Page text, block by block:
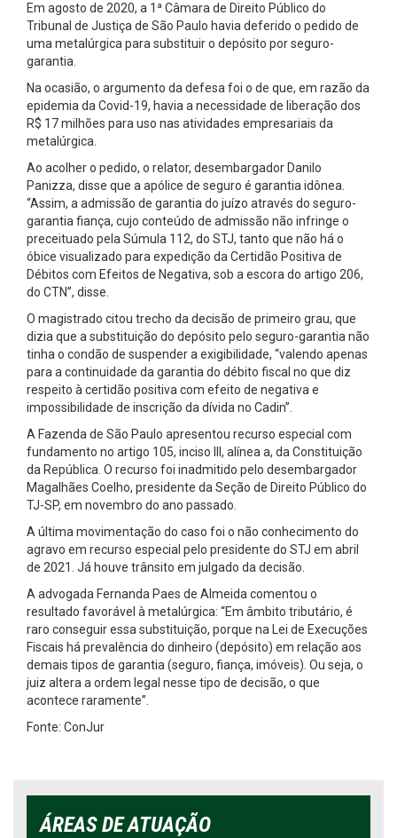
Em agosto de 2020, a 1ª Câmara de Direito Público do
Tribunal de Justiça de São Paulo havia deferido o pedido de
uma metalúrgica para substituir o depósito por seguro-
garantia.
Na ocasião, o argumento da defesa foi o de que, em razão da
epidemia da Covid-19, havia a necessidade de liberação dos
R$ 17 milhões para uso nas atividades empresariais da
metalúrgica.
Ao acolher o pedido, o relator, desembargador Danilo
Panizza, disse que a apólice de seguro é garantia idônea.
“Assim, a admissão de garantia do juízo através do seguro-
garantia fiança, cujo conteúdo de admissão não infringe o
preceituado pela Súmula 112, do STJ, tanto que não há o
óbice visualizado para expedição da Certidão Positiva de
Débitos com Efeitos de Negativa, sob a escora do artigo 206,
do CTN”, disse.
O magistrado citou trecho da decisão de primeiro grau, que
dizia que a substituição do depósito pelo seguro-garantia não
tinha o condão de suspender a exigibilidade, “valendo apenas
para a continuidade da garantia do débito fiscal no que diz
respeito à certidão positiva com efeito de negativa e
impossibilidade de inscrição da dívida no Cadin”.
A Fazenda de São Paulo apresentou recurso especial com
fundamento no artigo 105, inciso III, alínea a, da Constituição
da República. O recurso foi inadmitido pelo desembargador
Magalhães Coelho, presidente da Seção de Direito Público do
TJ-SP, em novembro do ano passado.
A última movimentação do caso foi o não conhecimento do
agravo em recurso especial pelo presidente do STJ em abril
de 2021. Já houve trânsito em julgado da decisão.
A advogada Fernanda Paes de Almeida comentou o
resultado favorável à metalúrgica: “Em âmbito tributário, é
raro conseguir essa substituição, porque na Lei de Execuções
Fiscais há prevalência do dinheiro (depósito) em relação aos
demais tipos de garantia (seguro, fiança, imóveis). Ou seja, o
juiz altera a ordem legal nesse tipo de decisão, o que
acontece raramente”.
Fonte: ConJur
ÁREAS DE ATUAÇÃO